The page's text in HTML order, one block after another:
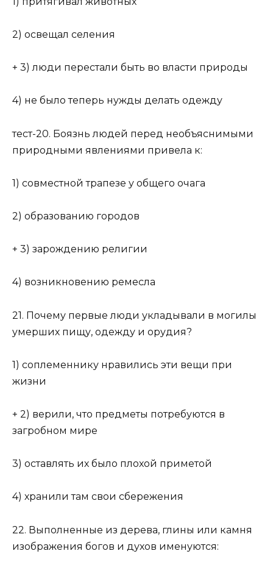
2) освещал селения
+ 3) люди перестали быть во власти природы
4) не было теперь нужды делать одежду
тест-20. Боязнь людей перед необъяснимыми
природными явлениями привела к:
1) совместной трапезе у общего очага
2) образованию городов
+ 3) зарождению религии
4) возникновению ремесла
21. Почему первые люди укладывали в могилы
умерших пищу, одежду и орудия?
1) соплеменнику нравились эти вещи при
жизни
+ 2) верили, что предметы потребуются в
загробном мире
3) оставлять их было плохой приметой
4) хранили там свои сбережения
22. Выполненные из дерева, глины или камня
изображения богов и духов именуются: